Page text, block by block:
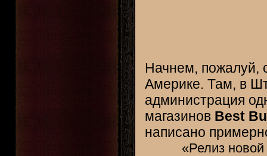
Начнем, пожалуй,
Америке. Там, в
администрация
магазинов Best
написано
«Релиз